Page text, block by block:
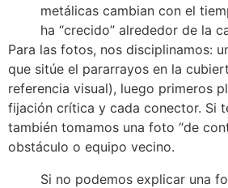
metálicas cambian con el
ha “crecido” alrededor de la
Para las fotos, nos disciplinamos:
que sitúe el pararrayos en la
referencia visual), luego primeros
fijación crítica y cada conector. Si
también tomamos una foto “de
obstáculo o equipo vecino.
Si no podemos explicar una